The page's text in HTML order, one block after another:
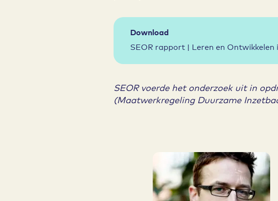
Download
SEOR rapport | Leren en Ontwikkelen
SEOR voerde het onderzoek uit in
(Maatwerkregeling Duurzame